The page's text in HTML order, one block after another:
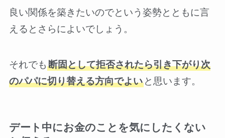
良い関係を築きたいのでという姿勢とともに言
えるとさらによいでしょう。
それでも 断固として拒否されたら引き下がり次
のパパに切り替える方向でよいと思います。
デート中にお金のことを気にしたくない